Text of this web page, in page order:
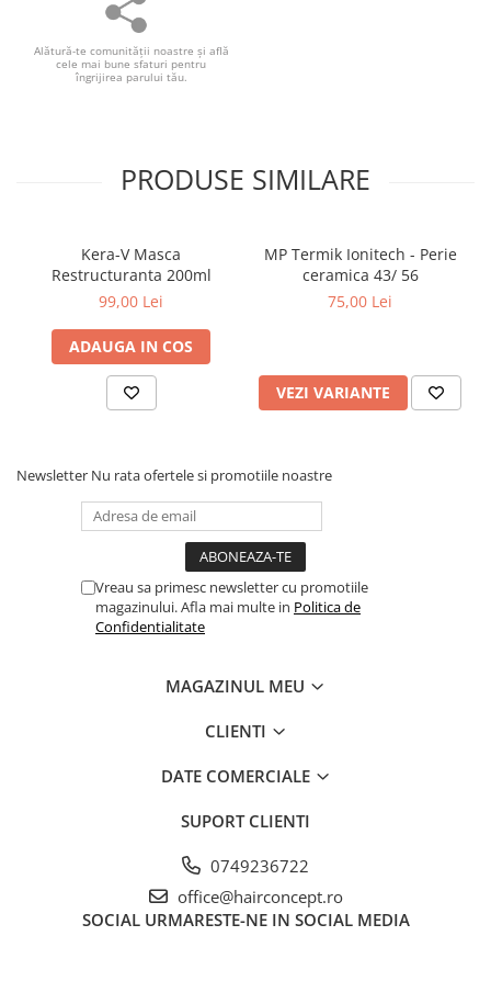
Alătură-te comunităţii noastre și află
cele mai bune sfaturi pentru
îngrijirea parului tău.
PRODUSE SIMILARE
Kera-V Masca
Restructuranta 200ml
99,00 Lei
ADAUGA IN COS
MP Termik Ionitech - Perie
ceramica 43/ 56
75,00 Lei
VEZI VARIANTE
Newsletter Nu rata ofertele si promotiile noastre
Vreau sa primesc newsletter cu promotiile
magazinului. Afla mai multe in Politica de
Confidentialitate
MAGAZINUL MEU
CLIENTI
DATE COMERCIALE
SUPORT CLIENTI
0749236722
office@hairconcept.ro
SOCIAL URMARESTE-NE IN SOCIAL MEDIA